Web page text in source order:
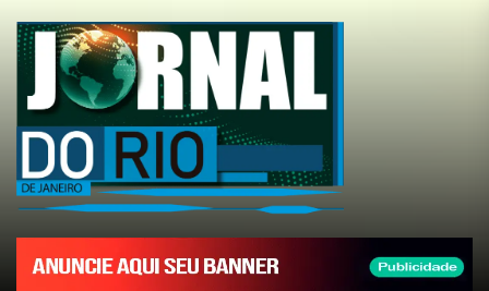
the
content
Jornal
do
Rio
de